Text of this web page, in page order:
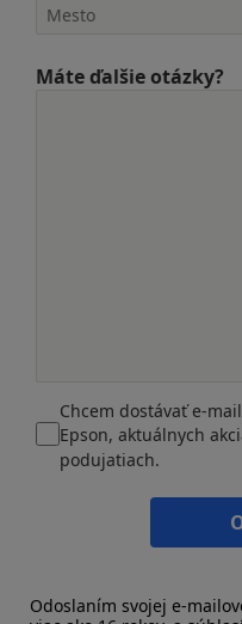
Máte ďalšie otázky?
Chcem dostávať e-
Epson, aktuálnych
podujatiach.
Odoslaním svojej e-